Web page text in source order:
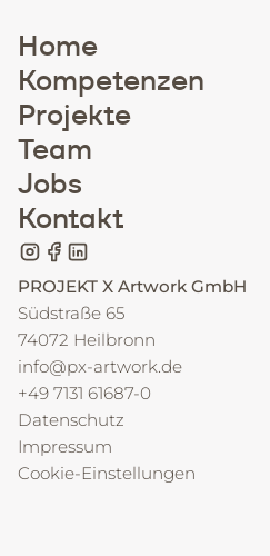
Home
Kompetenzen
Projekte
Team
Jobs
Kontakt
PROJEKT X Artwork GmbH
Südstraße 65
74072 Heilbronn
info@px-artwork.de
+49 7131 61687-0
Datenschutz
Impressum
Cookie-Einstellungen